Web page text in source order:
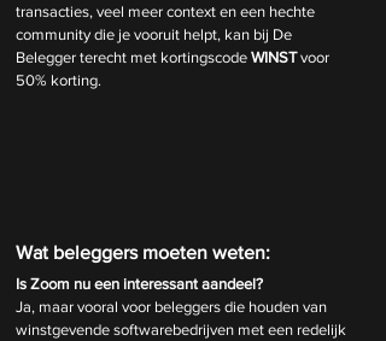
transacties, veel meer context en een hechte
community die je vooruit helpt, kan bij De
Belegger terecht met kortingscode WINST voor
50% korting.
Wat beleggers moeten weten:
Is Zoom nu een interessant aandeel?
Ja, maar vooral voor beleggers die houden van
winstgevende softwarebedrijven met een redelijk